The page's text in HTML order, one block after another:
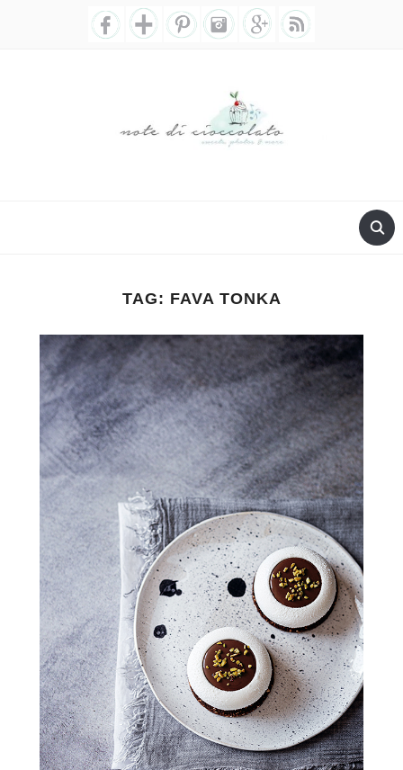
TAG: FAVA TONKA